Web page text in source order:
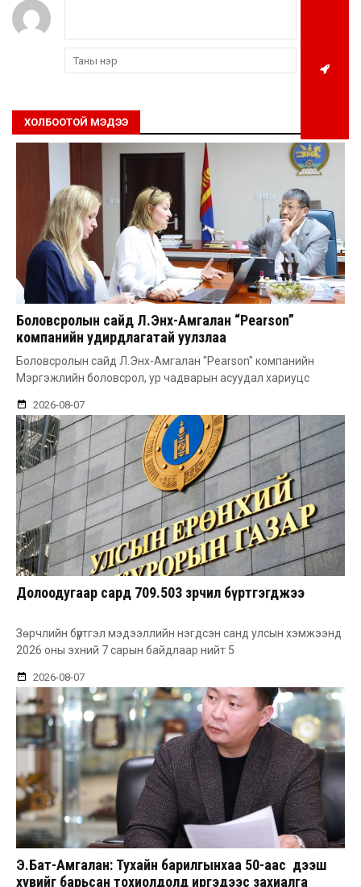
ХОЛБООТОЙ МЭДЭЭ
Боловсролын сайд Л.Энх-Амгалан “Pearson”
компанийн удирдлагатай уулзлаа
Боловсролын сайд Л.Энх-Амгалан "Pearson" компанийн
Мэргэжлийн боловсрол, ур чадварын асуудал хариуцс
2026-08-07
Долоодугаар сард 709.503 зөрчил бүртгэгджээ
Зөрчлийн бүртгэл мэдээллийн нэгдсэн санд улсын хэмжээнд
2026 оны эхний 7 сарын байдлаар нийт 5
2026-08-07
Э.Бат-Амгалан: Тухайн барилгынхаа 50-аас дээш
хувийг барьсан тохиолдолд иргэдээс захиалга